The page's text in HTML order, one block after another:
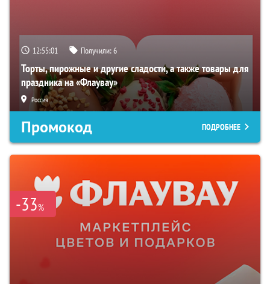
12:55:00 Получили:6
Торты, пирожные и другие сладости, а также товары для
праздника на «Флаувау»
Россия
Промокод ПОДРОБНЕЕ
-33%